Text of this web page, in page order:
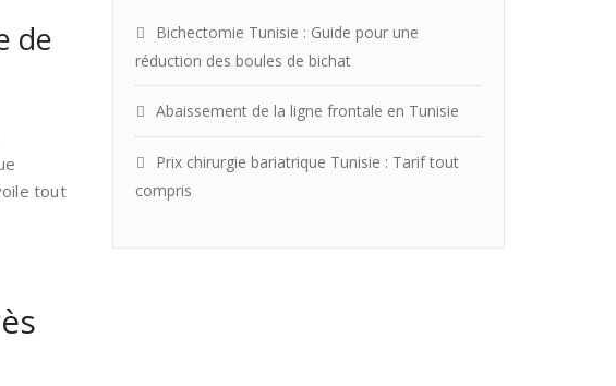
de
tout
Bichectomie Tunisie : Guide pour une
réduction des boules de bichat
Abaissement de la ligne frontale en Tunisie
Prix chirurgie bariatrique Tunisie : Tarif tout
compris